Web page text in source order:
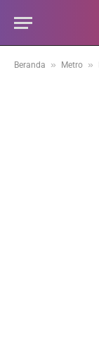
Beranda » Metro »